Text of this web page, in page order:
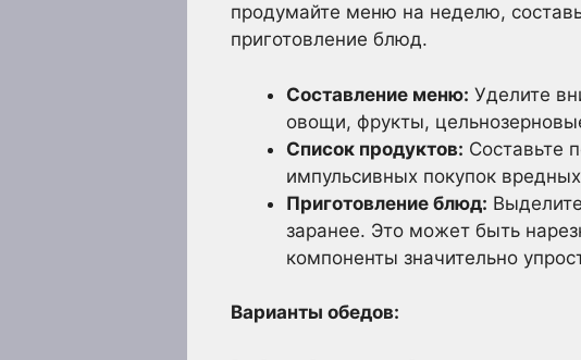
продумайте меню на неделю,
приготовление блюд.
Составление меню: Уделите
овощи, фрукты,
Список продуктов: Составьте
импульсивных покупок
Приготовление блюд:
заранее. Это может быть
компоненты значительно
Варианты обедов: